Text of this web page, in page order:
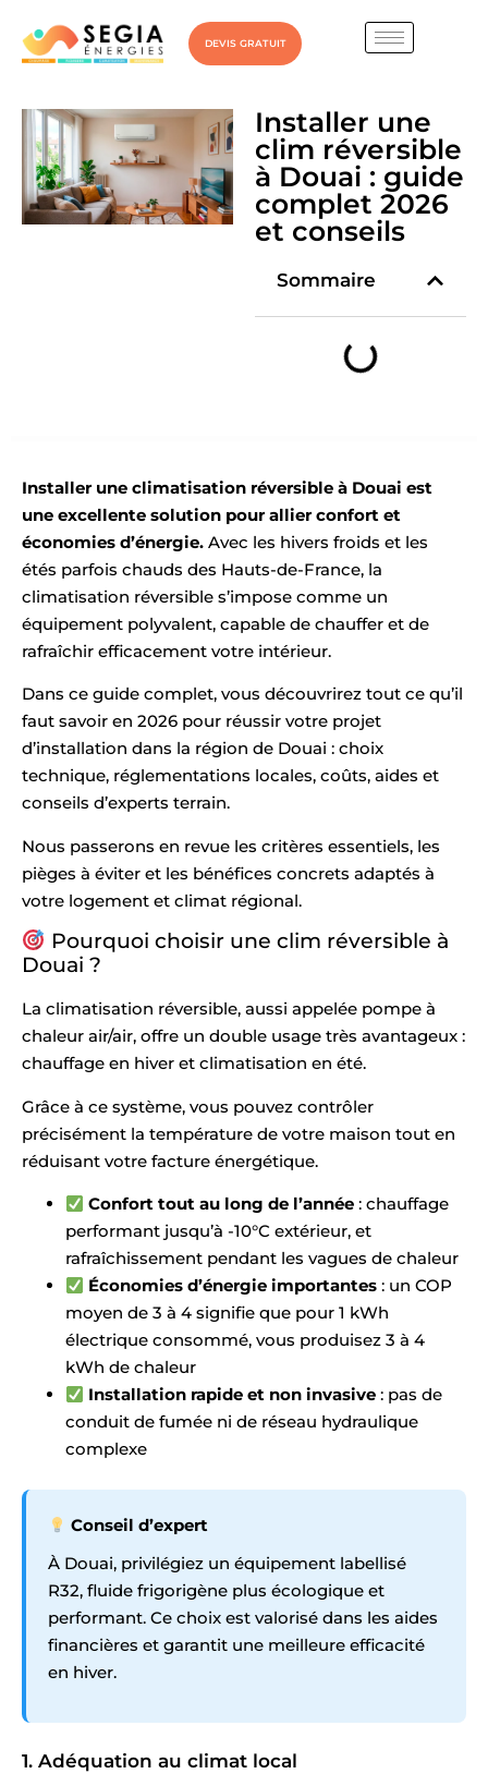
DEVIS GRATUIT
Installer une
clim réversible
à Douai : guide
complet 2026
et conseils
Sommaire
Installer une climatisation réversible à Douai est
une excellente solution pour allier confort et
économies d’énergie. Avec les hivers froids et les
étés parfois chauds des Hauts-de-France, la
climatisation réversible s’impose comme un
équipement polyvalent, capable de chauffer et de
rafraîchir efficacement votre intérieur.
Dans ce guide complet, vous découvrirez tout ce qu’il
faut savoir en 2026 pour réussir votre projet
d’installation dans la région de Douai : choix
technique, réglementations locales, coûts, aides et
conseils d’experts terrain.
Nous passerons en revue les critères essentiels, les
pièges à éviter et les bénéfices concrets adaptés à
votre logement et climat régional.
Pourquoi choisir une clim réversible à
Douai ?
La climatisation réversible, aussi appelée pompe à
chaleur air/air, offre un double usage très avantageux :
chauffage en hiver et climatisation en été.
Grâce à ce système, vous pouvez contrôler
précisément la température de votre maison tout en
réduisant votre facture énergétique.
Confort tout au long de l’année : chauffage
performant jusqu’à -10°C extérieur, et
rafraîchissement pendant les vagues de chaleur
Économies d’énergie importantes : un COP
moyen de 3 à 4 signifie que pour 1 kWh
électrique consommé, vous produisez 3 à 4
kWh de chaleur
Installation rapide et non invasive : pas de
conduit de fumée ni de réseau hydraulique
complexe
Conseil d’expert
À Douai, privilégiez un équipement labellisé
R32, fluide frigorigène plus écologique et
performant. Ce choix est valorisé dans les aides
financières et garantit une meilleure efficacité
en hiver.
1. Adéquation au climat local